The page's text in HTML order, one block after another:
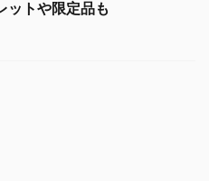
ットや限定品も